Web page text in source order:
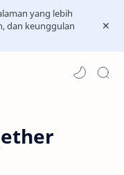
yang lebih
dan keunggulan